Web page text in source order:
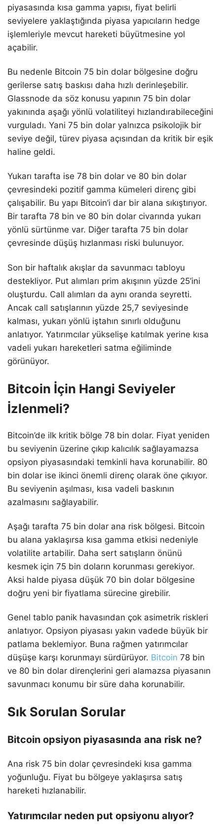
piyasasında kısa gamma yapısı, fiyat belirli
seviyelere yaklaştığında piyasa yapıcıların hedge
işlemleriyle mevcut hareketi büyütmesine yol
açabilir.
Bu nedenle Bitcoin 75 bin dolar bölgesine doğru
gerilerse satış baskısı daha hızlı derinleşebilir.
Glassnode da söz konusu yapının 75 bin dolar
yakınında aşağı yönlü volatiliteyi hızlandırabileceğini
vurguladı. Yani 75 bin dolar yalnızca psikolojik bir
seviye değil, türev piyasa açısından da kritik bir eşik
haline geldi.
Yukarı tarafta ise 78 bin dolar ve 80 bin dolar
çevresindeki pozitif gamma kümeleri direnç gibi
çalışabilir. Bu yapı Bitcoin’i dar bir alana sıkıştırıyor.
Bir tarafta 78 bin ve 80 bin dolar civarında yukarı
yönlü sürtünme var. Diğer tarafta 75 bin dolar
çevresinde düşüş hızlanması riski bulunuyor.
Son bir haftalık akışlar da savunmacı tabloyu
destekliyor. Put alımları prim akışının yüzde 25’ini
oluşturdu. Call alımları da aynı oranda seyretti.
Ancak call satışlarının yüzde 25,7 seviyesinde
kalması, yukarı yönlü iştahın sınırlı olduğunu
anlatıyor. Yatırımcılar yükselişe katılmak yerine kısa
vadeli yukarı hareketleri satma eğiliminde
görünüyor.
Bitcoin İçin Hangi Seviyeler
İzlenmeli?
Bitcoin’de ilk kritik bölge 78 bin dolar. Fiyat yeniden
bu seviyenin üzerine çıkıp kalıcılık sağlayamazsa
opsiyon piyasasındaki temkinli hava korunabilir. 80
bin dolar ise ikinci önemli direnç olarak öne çıkıyor.
Bu seviyenin aşılması, kısa vadeli baskının
azalmasını sağlayabilir.
Aşağı tarafta 75 bin dolar ana risk bölgesi. Bitcoin
bu alana yaklaşırsa kısa gamma etkisi nedeniyle
volatilite artabilir. Daha sert satışların önünü
kesmek için 75 bin doların korunması gerekiyor.
Aksi halde piyasa düşük 70 bin dolar bölgesine
doğru yeni bir fiyatlama sürecine girebilir.
Genel tablo panik havasından çok asimetrik riskleri
anlatıyor. Opsiyon piyasası yakın vadede büyük bir
patlama beklemiyor. Buna rağmen yatırımcılar
düşüşe karşı korunmayı sürdürüyor. Bitcoin 78 bin
ve 80 bin dolar dirençlerini geri alamazsa piyasanın
savunmacı konumu bir süre daha korunabilir.
Sık Sorulan Sorular
Bitcoin opsiyon piyasasında ana risk ne?
Ana risk 75 bin dolar çevresindeki kısa gamma
yoğunluğu. Fiyat bu bölgeye yaklaşırsa satış
hareketi hızlanabilir.
Yatırımcılar neden put opsiyonu alıyor?